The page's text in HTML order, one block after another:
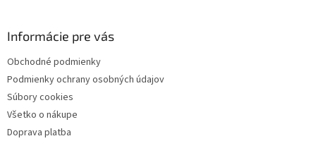
Informácie pre vás
Obchodné podmienky
Podmienky ochrany osobných údajov
Súbory cookies
Všetko o nákupe
Doprava platba